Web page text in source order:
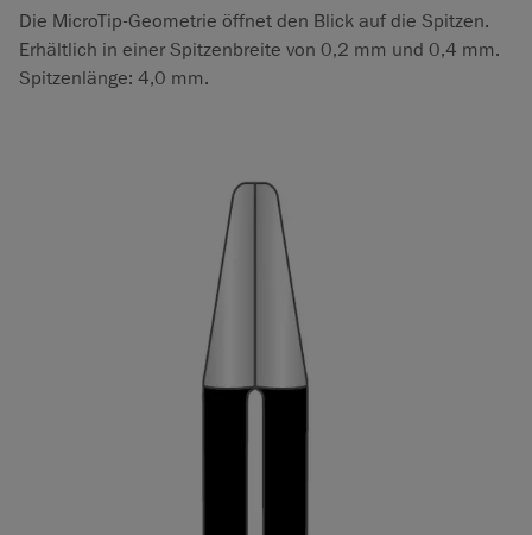
Die MicroTip-Geometrie öffnet den Blick auf die Spitzen.
Erhältlich in einer Spitzenbreite von 0,2 mm und 0,4 mm.
Spitzenlänge: 4,0 mm.